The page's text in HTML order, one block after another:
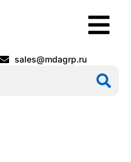
sales@mdagrp.ru